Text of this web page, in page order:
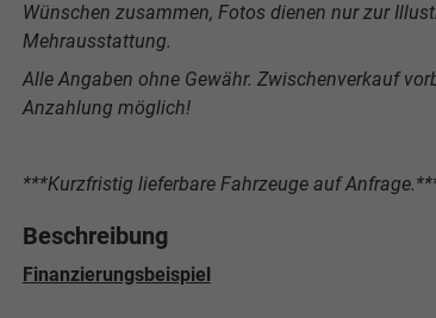
Wünschen zusammen, Fotos dienen nur zur
Mehrausstattung.
Alle Angaben ohne Gewähr. Zwischenverkauf
Anzahlung möglich!
***Kurzfristig lieferbare Fahrzeuge auf
Beschreibung
Finanzierungsbeispiel